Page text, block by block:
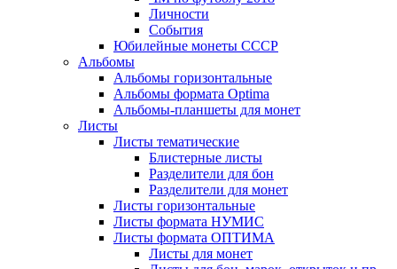
Личности
События
Юбилейные монеты СССР
Альбомы
Альбомы горизонтальные
Альбомы формата Optima
Альбомы-планшеты для монет
Листы
Листы тематические
Блистерные листы
Разделители для бон
Разделители для монет
Листы горизонтальные
Листы формата НУМИС
Листы формата ОПТИМА
Листы для монет